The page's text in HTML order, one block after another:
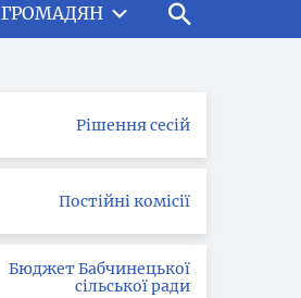
Рішення сесій
Постійні комісії
Бюджет Бабчинецької
сільської ради